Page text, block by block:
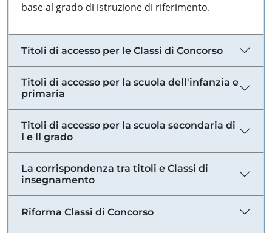
base al grado di istruzione di riferimento.
Titoli di accesso per le Classi di Concorso
Titoli di accesso per la scuola dell'infanzia e
primaria
Titoli di accesso per la scuola secondaria di
I e II grado
La corrispondenza tra titoli e Classi di
insegnamento
Riforma Classi di Concorso